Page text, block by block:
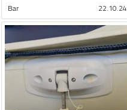
Bar 22.10.24